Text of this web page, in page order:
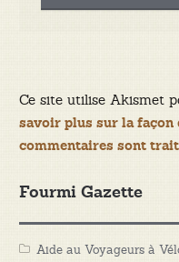
Ce site utilise Akismet
savoir plus sur la façon
commentaires sont
Fourmi Gazette
Aide au Voyageurs à